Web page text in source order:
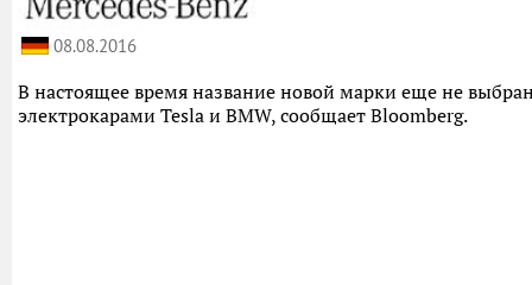
08.08.2016
В настоящее время название новой марки еще не
электрокарами Tesla и BMW, сообщает Bloomberg.